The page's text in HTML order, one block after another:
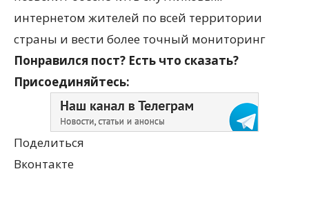
интернетом жителей по всей территории
страны и вести более точный мониторинг
Понравился пост? Есть что сказать?
Присоединяйтесь:
Поделиться
Вконтакте